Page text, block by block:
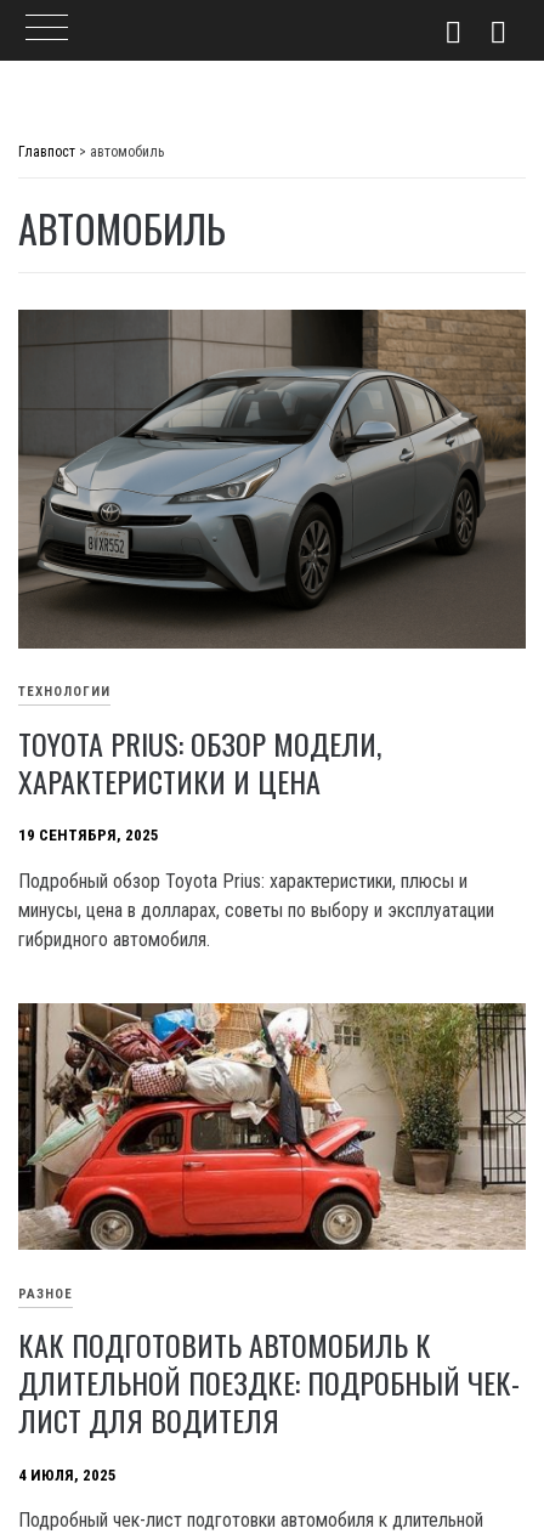
Главпост > автомобиль
АВТОМОБИЛЬ
ТЕХНОЛОГИИ
TOYOTA PRIUS: ОБЗОР МОДЕЛИ,
ХАРАКТЕРИСТИКИ И ЦЕНА
19 СЕНТЯБРЯ, 2025
Подробный обзор Toyota Prius: характеристики, плюсы и
минусы, цена в долларах, советы по выбору и эксплуатации
гибридного автомобиля.
РАЗНОЕ
КАК ПОДГОТОВИТЬ АВТОМОБИЛЬ К
ДЛИТЕЛЬНОЙ ПОЕЗДКЕ: ПОДРОБНЫЙ ЧЕК-
ЛИСТ ДЛЯ ВОДИТЕЛЯ
4 ИЮЛЯ, 2025
Подробный чек-лист подготовки автомобиля к длительной